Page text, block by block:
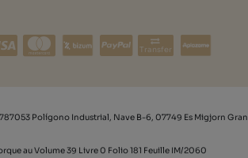
Transfer
Polígono Industrial, Nave B-6, 07749 Es Migjorn Gran
au Volume 39 Livre 0 Folio 181 Feuille IM/2060